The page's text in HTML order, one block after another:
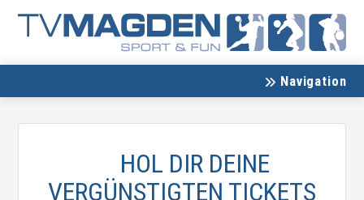
Navigation
HOL DIR DEINE
VERGÜNSTIGTEN TICKETS